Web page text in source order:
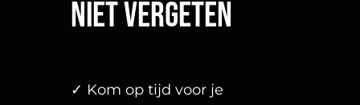
Niet vergeten
✓ Kom op tijd voor je